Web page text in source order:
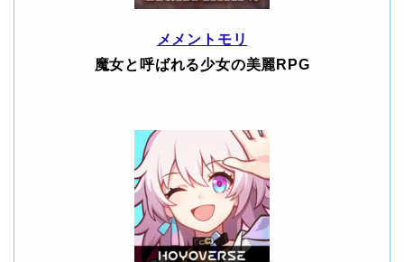
メメントモリ
魔女と呼ばれる少女の美麗RPG